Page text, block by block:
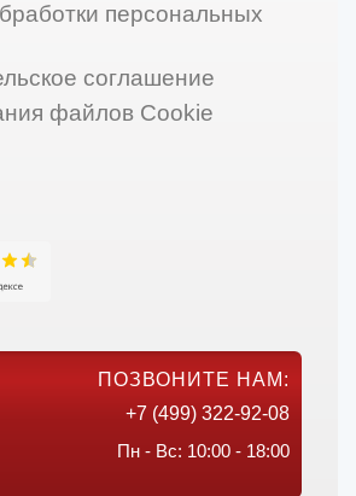
персональных
соглашение
файлов Cookie
ПОЗВОНИТЕ НАМ:
+7 (499) 322-92-08
Пн - Вс: 10:00 - 18:00